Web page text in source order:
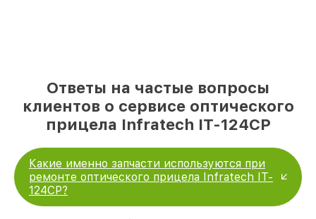
Ответы на частые вопросы
клиентов о сервисе оптического
прицела Infratech IT-124CP
Какие именно запчасти используются при
ремонте оптического прицела Infratech IT-
124CP?